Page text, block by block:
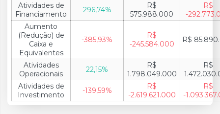
Atividades de
Financiamento
296,74%
R$
575.988.000
R$
-
Aumento
(Redução) de
Caixa e
Equivalentes
-385,93%
R$
-245.584.000
R$
Atividades
Operacionais
22,15%
R$
1.798.049.000
R$
Atividades de
Investimento
-139,59%
R$
-2.619.621.000
R$
-